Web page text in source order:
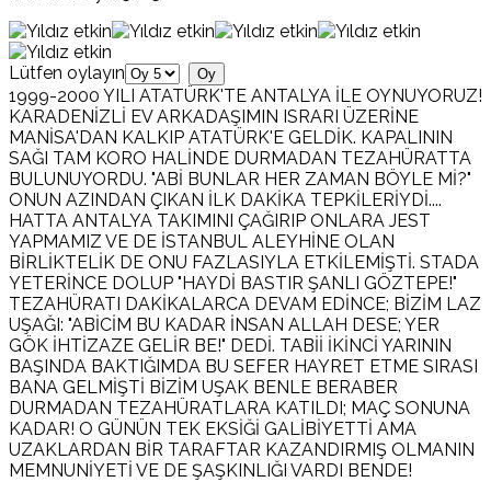
Lütfen oylayın
1999-2000 YILI ATATÜRK'TE ANTALYA İLE OYNUYORUZ!
KARADENİZLİ EV ARKADAŞIMIN ISRARI ÜZERİNE
MANİSA'DAN KALKIP ATATÜRK'E GELDİK. KAPALININ
SAĞI TAM KORO HALİNDE DURMADAN TEZAHÜRATTA
BULUNUYORDU. "ABİ BUNLAR HER ZAMAN BÖYLE Mİ?"
ONUN AZINDAN ÇIKAN İLK DAKİKA TEPKİLERİYDİ....
HATTA ANTALYA TAKIMINI ÇAĞIRIP ONLARA JEST
YAPMAMIZ VE DE İSTANBUL ALEYHİNE OLAN
BİRLİKTELİK DE ONU FAZLASIYLA ETKİLEMİŞTİ. STADA
YETERİNCE DOLUP "HAYDİ BASTIR ŞANLI GÖZTEPE!"
TEZAHÜRATI DAKİKALARCA DEVAM EDİNCE; BİZİM LAZ
UŞAĞI: "ABİCİM BU KADAR İNSAN ALLAH DESE; YER
GÖK İHTİZAZE GELİR BE!" DEDİ. TABİİ İKİNCİ YARININ
BAŞINDA BAKTIĞIMDA BU SEFER HAYRET ETME SIRASI
BANA GELMİŞTİ BİZİM UŞAK BENLE BERABER
DURMADAN TEZAHÜRATLARA KATILDI; MAÇ SONUNA
KADAR! O GÜNÜN TEK EKSİĞİ GALİBİYETTİ AMA
UZAKLARDAN BİR TARAFTAR KAZANDIRMIŞ OLMANIN
MEMNUNİYETİ VE DE ŞAŞKINLIĞI VARDI BENDE!